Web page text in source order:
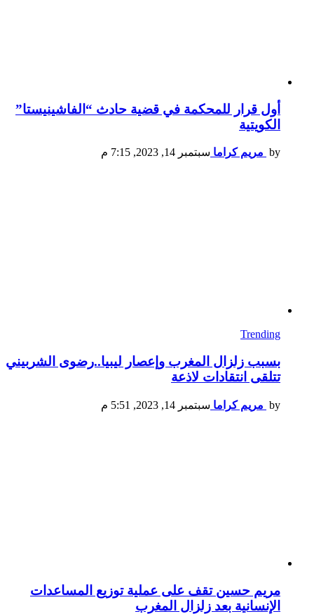
أول قرار للمحكمة في قضية حادث “الفاشينيستا”
الكويتية
by مريم كراما سبتمبر 14, 2023, 7:15 م
Trending
بسبب زلزال المغرب وإعصار ليبيا..رضوى الشربيني
تتلقى انتقادات لاذعة
by مريم كراما سبتمبر 14, 2023, 5:51 م
مريم حسين تقف على عملية توزيع المساعدات
الإنسانية بعد زلزال المغرب